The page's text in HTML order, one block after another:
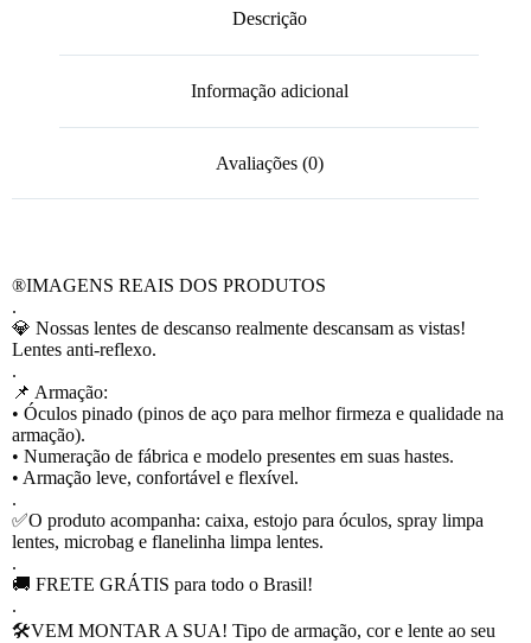
Descrição
Informação adicional
Avaliações (0)
®️IMAGENS REAIS DOS PRODUTOS
.
💎 Nossas lentes de descanso realmente descansam as vistas!
Lentes anti-reflexo.
.
📌 Armação:
• Óculos pinado (pinos de aço para melhor firmeza e qualidade na
armação).
• Numeração de fábrica e modelo presentes em suas hastes.
• Armação leve, confortável e flexível.
.
✅O produto acompanha: caixa, estojo para óculos, spray limpa
lentes, microbag e flanelinha limpa lentes.
.
🚚 FRETE GRÁTIS para todo o Brasil!
.
🛠VEM MONTAR A SUA! Tipo de armação, cor e lente ao seu